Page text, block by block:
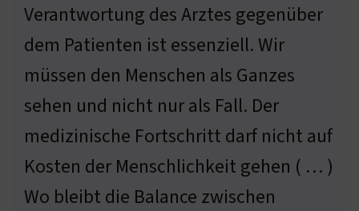
Verantwortung des Arztes gegenüber
dem Patienten ist essenziell. Wir
müssen den Menschen als Ganzes
sehen und nicht nur als Fall. Der
medizinische Fortschritt darf nicht auf
Kosten der Menschlichkeit gehen ( … )
Wo bleibt die Balance zwischen